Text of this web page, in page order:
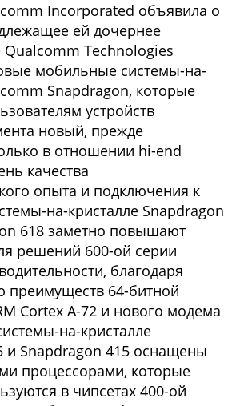
Incorporated объявила о
ей дочернее
Qualcomm Technologies
мобильные системы-на-
Snapdragon, которые
устройств
новый, прежде
в отношении hi-end
качества
опыта и подключения к
на-кристалле Snapdragon
618 заметно повышают
решений 600-ой серии
благодаря
преимуществ 64-битной
Cortex A-72 и нового модема
на-кристалле
и Snapdragon 415 оснащены
процессорами, которые
в чипсетах 400-ой